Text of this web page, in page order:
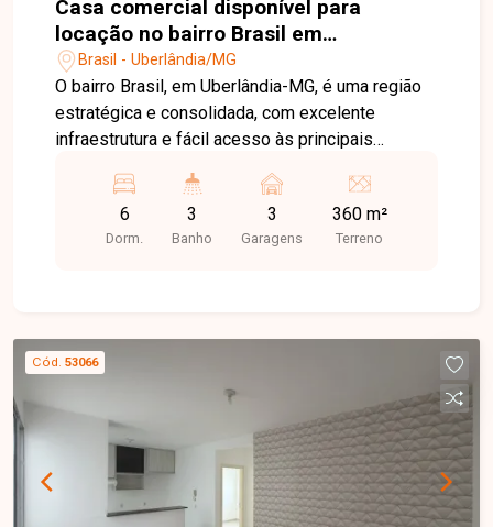
Casa comercial disponível para
locação no bairro Brasil em
Uberlândia-MG
Brasil - Uberlândia/MG
O bairro Brasil, em Uberlândia-MG, é uma região
estratégica e consolidada, com excelente
infraestrutura e fácil acesso às principais
com ampla oferta de comércios, bancos,
restaurantes, escolas e serviços, sendo uma
excelente localização para empresas e
04 salas de atendimento, banheiros masculino e
feminino, cozinha, área de serviço e espaço
gourmet com churrasqueira. Como diferencial, o
imóvel dispõe de uma edícula completa com
sala, 02 quartos, banheiro, cozinha e lavanderia,
oferecendo versatilidade para diversas
atividades comerciais. Uma excelente opção para
6
Dorm.
3
Banho
3
Garagens
360 m²
Terreno
Cód. 53066